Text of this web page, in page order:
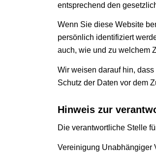
entsprechend den
Wenn Sie diese Website
persönlich identifiziert
auch, wie und zu welchem
Wir weisen darauf hin,
Schutz der Daten vor dem
Hinweis zur
Die verantwortliche Stelle
Vereinigung Unabhängiger